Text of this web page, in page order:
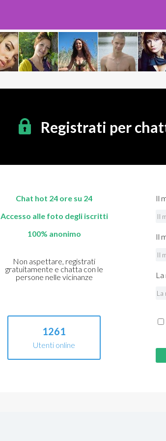
Registrati per
Chat hot 24 ore su 24
Accesso alle foto degli iscritti
100% anonimo
Non aspettare, registrati
gratuitamente e chatta con le
persone nelle vicinanze
1261
Utenti online
Il
Il